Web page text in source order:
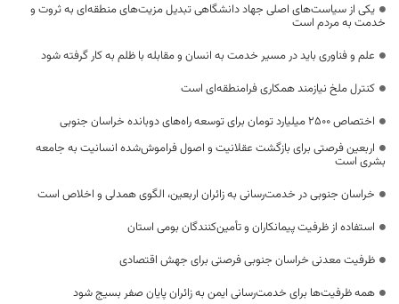
یکی از سیاست‌های اصلی جهاد دانشگاهی تبدیل مزیت‌های منطقه‌ای به ثروت و
خدمت به مردم است
علم و فناوری باید در مسیر خدمت به انسان و مقابله با ظلم به کار گرفته شود
کنترل ملخ نیازمند همکاری فرامنطقه‌ای است
اختصاص 2500 میلیارد تومان برای توسعه راه‌های دوبانده خراسان جنوبی
اربعین فرصتی برای بازگشت عقلانیت و اصول فراموش‌شده انسانیت به جامعه
بشری است
خراسان جنوبی در خدمت‌رسانی به زائران اربعین، الگوی همدلی و اخلاص است
استفاده از ظرفیت پیمانکاران و تأمین‌کنندگان بومی استان
ظرفیت معدنی خراسان جنوبی فرصتی برای جهش اقتصادی
همه ظرفیت‌ها برای خدمت‌رسانی ایمن به زائران پایان صفر بسیج شود